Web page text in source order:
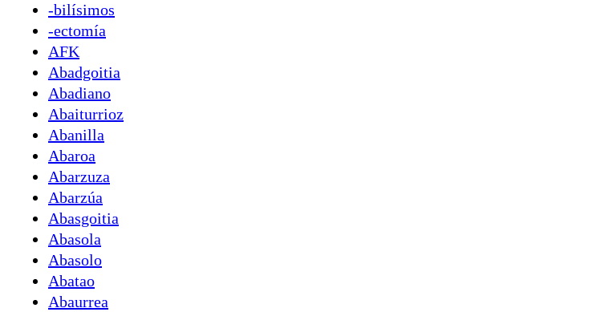
-bilísimos
-ectomía
AFK
Abadgoitia
Abadiano
Abaiturrioz
Abanilla
Abaroa
Abarzuza
Abarzúa
Abasgoitia
Abasola
Abasolo
Abatao
Abaurrea